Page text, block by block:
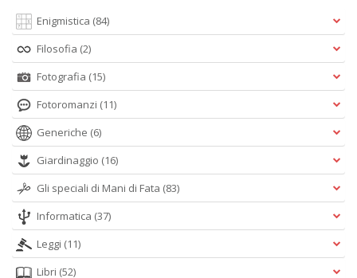
Enigmistica (84)
Filosofia (2)
Fotografia (15)
Fotoromanzi (11)
Generiche (6)
Giardinaggio (16)
Gli speciali di Mani di Fata (83)
Informatica (37)
Leggi (11)
Libri (52)